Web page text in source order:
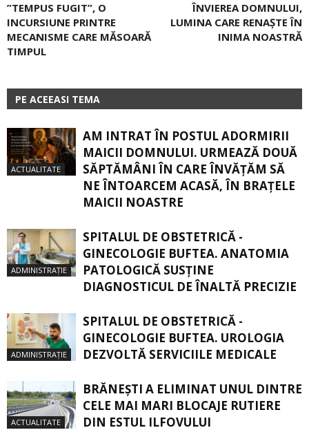
”TEMPUS FUGIT”, O
INCURSIUNE PRINTRE
MECANISME CARE MĂSOARĂ
TIMPUL
ÎNVIEREA DOMNULUI,
LUMINA CARE RENAȘTE ÎN
INIMA NOASTRĂ
PE ACEEASI TEMA
ACTUALITATE
AM INTRAT ÎN POSTUL ADORMIRII
MAICII DOMNULUI. URMEAZĂ DOUĂ
SĂPTĂMÂNI ÎN CARE ÎNVĂŢĂM SĂ
NE ÎNTOARCEM ACASĂ, ÎN BRAŢELE
MAICII NOASTRE
ADMINISTRAȚIE
SPITALUL DE OBSTETRICĂ -
GINECOLOGIE BUFTEA. ANATOMIA
PATOLOGICĂ SUSŢINE
DIAGNOSTICUL DE ÎNALTĂ PRECIZIE
ADMINISTRAȚIE
SPITALUL DE OBSTETRICĂ -
GINECOLOGIE BUFTEA. UROLOGIA
DEZVOLTĂ SERVICIILE MEDICALE
ACTUALITATE
BRĂNEȘTI A ELIMINAT UNUL DINTRE
CELE MAI MARI BLOCAJE RUTIERE
DIN ESTUL ILFOVULUI